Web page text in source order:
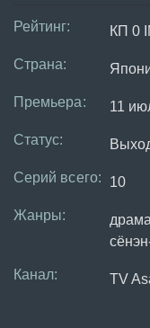
Рейтинг: КП 0
Страна:
Премьера: 11
Статус:
Серий всего: 10
Жанры:
Канал: TV